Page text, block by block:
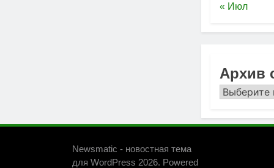
« Июл
Архив
Архив
Newsmatic - новостная тема
для WordPress 2026. Powered